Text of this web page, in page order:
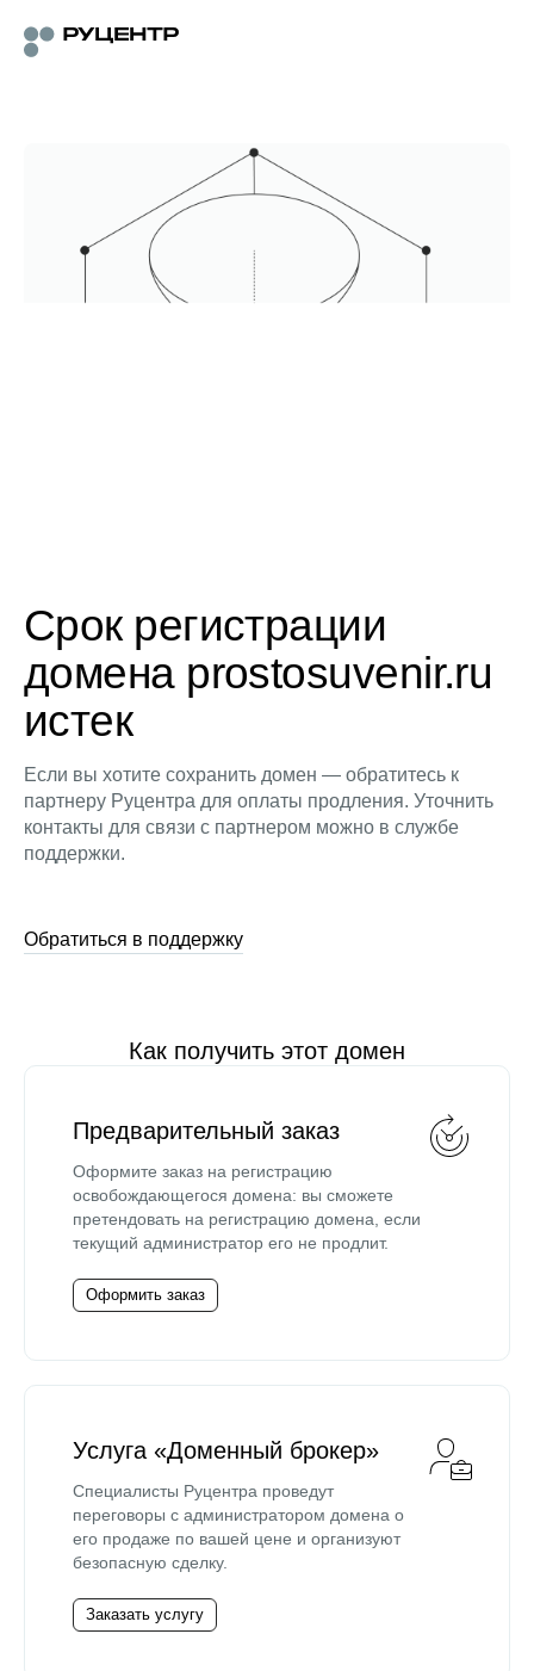
Срок регистрации
домена prostosuvenir.ru
истек
Если вы хотите сохранить домен — обратитесь к
партнеру Руцентра для оплаты продления. Уточнить
контакты для связи с партнером можно в службе
поддержки.
Обратиться в поддержку
Как получить этот домен
Предварительный заказ
Оформите заказ на регистрацию
освобождающегося домена: вы сможете
претендовать на регистрацию домена, если
текущий администратор его не продлит.
Оформить заказ
Услуга «Доменный брокер»
Специалисты Руцентра проведут
переговоры с администратором домена о
его продаже по вашей цене и организуют
безопасную сделку.
Заказать услугу